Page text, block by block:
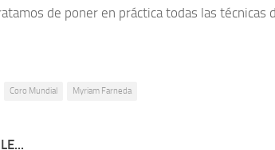
de poner en práctica todas las técnicas
Coro Mundial Myriam Farneda